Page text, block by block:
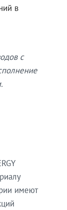
в
с
имеют